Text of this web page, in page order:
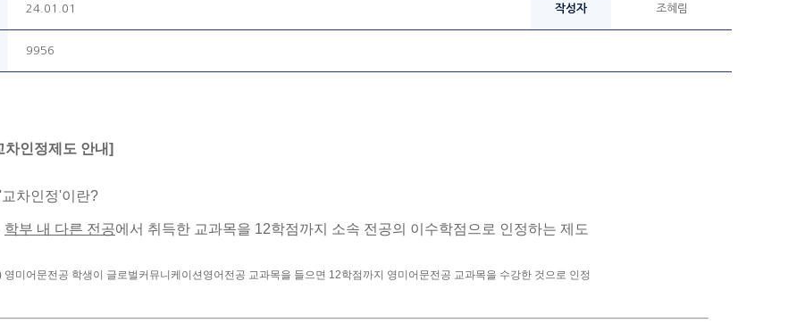
24.01.01 작성자 조혜림
9956
차인정제도 안내]
차인정'이란?
학부 내 다른 전공에서 취득한 교과목을 12학점까지 소속 전공의 이수학점으로 인정하는 제도
영미어문전공 학생이 글로벌커뮤니케이션영어전공 교과목을 들으면 12학점까지 영미어문전공 교과목을 수강한 것으로 인정